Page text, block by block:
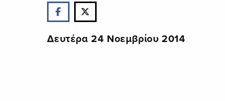
Δευτέρα 24 Νοεμβρίου 2014